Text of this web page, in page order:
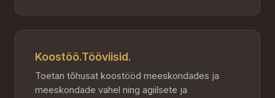
Koostöö.Tööviisid.
Toetan tõhusat koostööd meeskondades ja
meeskondade vahel ning agiilsete ja